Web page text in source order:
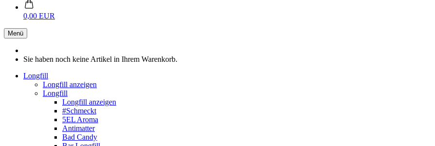
0,00 EUR
Menü
Sie haben noch keine Artikel in Ihrem Warenkorb.
Longfill
Longfill anzeigen
Longfill
Longfill anzeigen
#Schmeckt
5EL Aroma
Antimatter
Bad Candy